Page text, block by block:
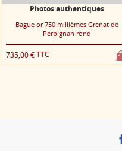
Photos authentiques
Bague or 750 millièmes Grenat de
Perpignan rond
735,00 €TTC